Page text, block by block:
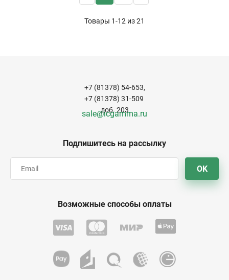
Товары 1-12 из21
Подпишитесь на рассылку
OK
+7 (81378) 54-653,
+7 (81378) 31-509
доб. 203
sale@icgamma.ru
Возможные способы оплаты